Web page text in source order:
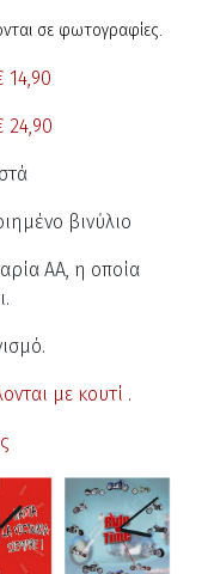
σε φωτογραφίες.
14,90
24,90
βινύλιο
ΑΑ, η οποία
με κουτί .